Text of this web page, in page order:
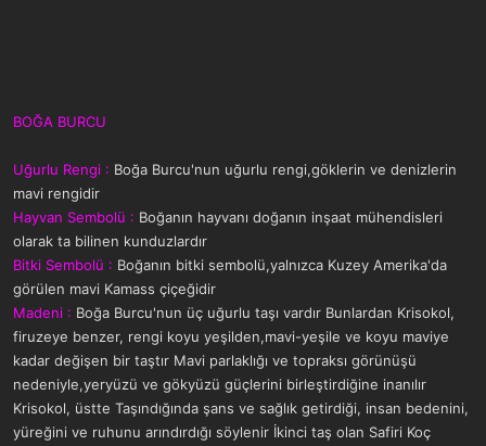
BOĞA BURCU
Uğurlu Rengi : Boğa Burcu'nun uğurlu rengi,göklerin ve denizlerin
mavi rengidir
Hayvan Sembolü : Boğanın hayvanı doğanın inşaat mühendisleri
olarak ta bilinen kunduzlardır
Bitki Sembolü : Boğanın bitki sembolü,yalnızca Kuzey Amerika'da
görülen mavi Kamass çiçeğidir
Madeni : Boğa Burcu'nun üç uğurlu taşı vardır Bunlardan Krisokol,
firuzeye benzer, rengi koyu yeşilden,mavi-yeşile ve koyu maviye
kadar değişen bir taştır Mavi parlaklığı ve topraksı görünüşü
nedeniyle,yeryüzü ve gökyüzü güçlerini birleştirdiğine inanılır
Krisokol, üstte Taşındığında şans ve sağlık getirdiği, insan bedenini,
yüreğini ve ruhunu arındırdığı söylenir İkinci taş olan Safiri Koç